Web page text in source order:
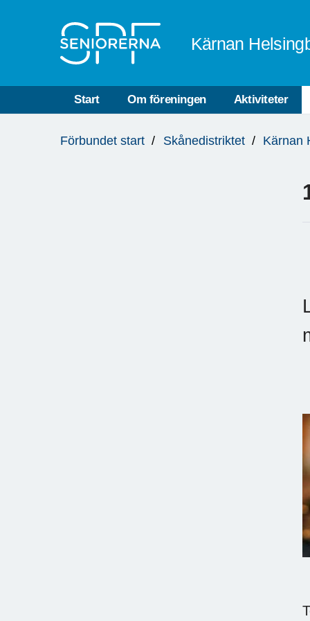
Kärnan
Start Om föreningen Aktiviteter
är
Förbundet start Skånedistriktet Kärnan